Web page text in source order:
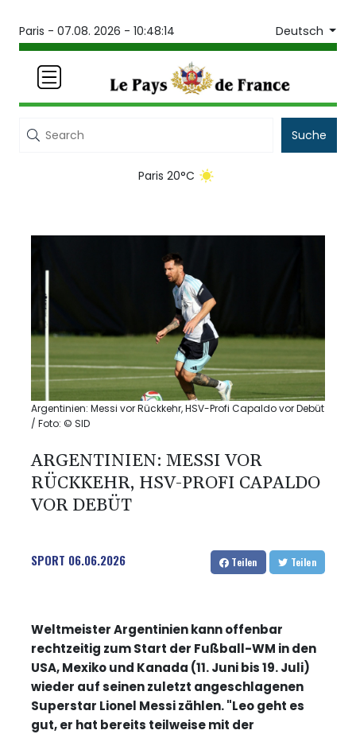
Paris - 07.08. 2026 - 10:48:14 Deutsch
Suche
Paris 20°C
Argentinien: Messi vor Rückkehr, HSV-Profi Capaldo vor Debüt
/ Foto: © SID
ARGENTINIEN: MESSI VOR
RÜCKKEHR, HSV-PROFI CAPALDO
VOR DEBÜT
SPORT 06.06.2026 Teilen Teilen
Weltmeister Argentinien kann offenbar
rechtzeitig zum Start der Fußball-WM in den
USA, Mexiko und Kanada (11. Juni bis 19. Juli)
wieder auf seinen zuletzt angeschlagenen
Superstar Lionel Messi zählen. "Leo geht es
gut, er hat bereits teilweise mit der